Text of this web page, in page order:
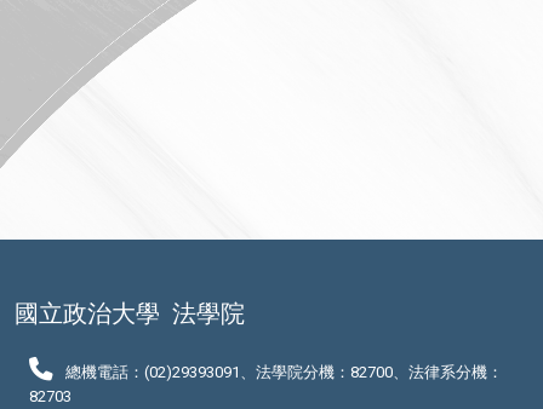
國立政治大學 法學院
總機電話：(02)29393091、法學院分機：82700、法律系分機：
82703